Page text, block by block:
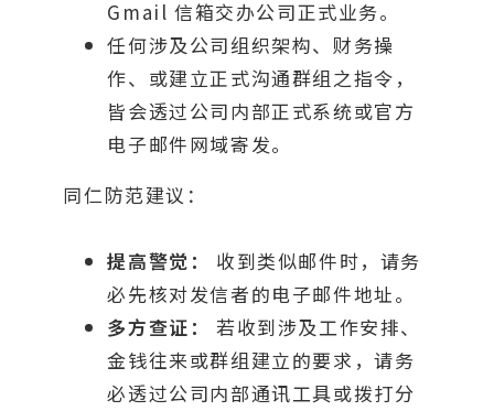
Gmail 信箱交办公司正式业务。
任何涉及公司组织架构、财务操
作、或建立正式沟通群组之指令，
皆会透过公司内部正式系统或官方
电子邮件网域寄发。
同仁防范建议：
提高警觉：
收到类似邮件时，请务
必先核对发信者的电子邮件地址。
多方查证：
若收到涉及工作安排、
金钱往来或群组建立的要求，请务
必透过公司内部通讯工具或拨打分